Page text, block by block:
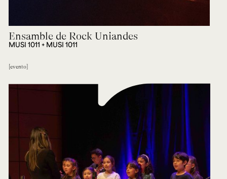
Ensamble de Rock Uniandes
MUSI 1011 + MUSI 1011
evento